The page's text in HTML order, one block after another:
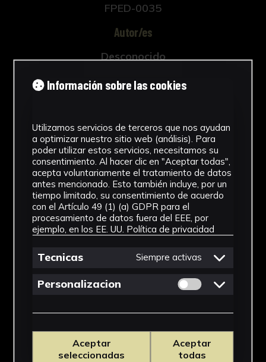
FPED-0035
Autor/es
Desconocido
Tipología
Cronología
1890 - 1900
Técnica
Tinta
Materiales
Ver más
Descargar Ficha
Información sobre las cookies
Utilizamos servicios de terceros que nos ayudan
a optimizar nuestro sitio web (análisis). Para
poder utilizar estos servicios, necesitamos su
consentimiento. Al hacer clic en "Aceptar todas",
acepta voluntariamente el tratamiento de datos
antes mencionado. Esto también incluye, por un
tiempo limitado, su consentimiento de acuerdo
con el Artículo 49 (1) (a) GDPR para el
procesamiento de datos fuera del EEE, por
ejemplo, en los EE. UU. Política de privacidad
Tecnicas Siempre activas
Personalizacion Permitir cookies
Aceptar
seleccionadas
Aceptar
todas